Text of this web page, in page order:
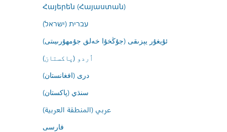
Հայերեն (Հայաստան)
עברית (ישראל)
ئۇيغۇر يېزىقى (جۇڭخۇا خەلق جۇمھۇرىيىتى)
اُردو (پاکستان)
درى (افغانستان)
سنڌي (پاکستان)
عربي (المنطقة العربية)
فارسى